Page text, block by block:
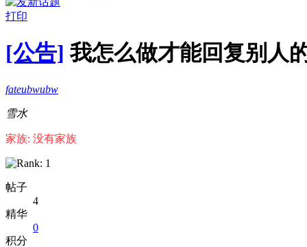
打印
[公告] 我怎么做才能回复别人
fateubwubw
雪水
家族: 没有家族
帖子
4
精华
0
积分